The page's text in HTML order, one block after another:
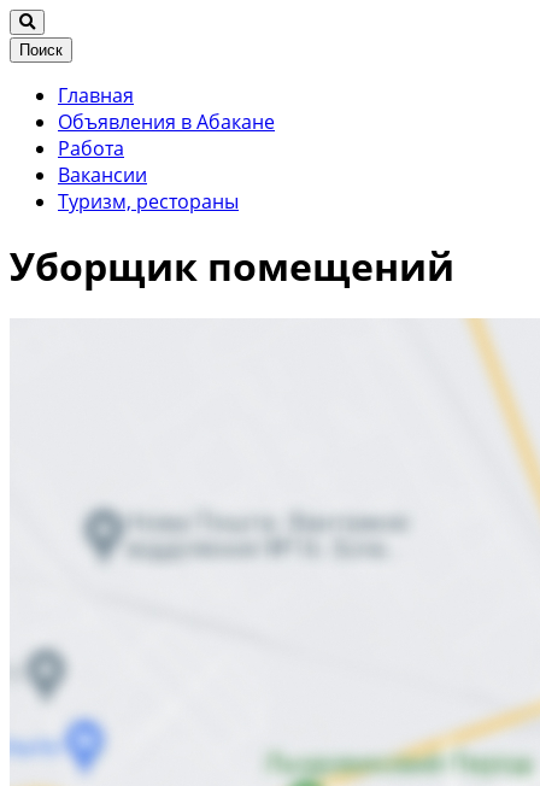
Поиск
Главная
Объявления в Абакане
Работа
Вакансии
Туризм, рестораны
Уборщик помещений